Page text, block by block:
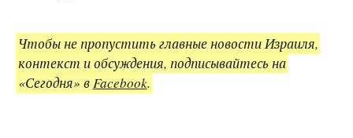
Чтобы не пропустить главные новости Израиля,
контекст и обсуждения, подписывайтесь на
«Сегодня» вFacebook.